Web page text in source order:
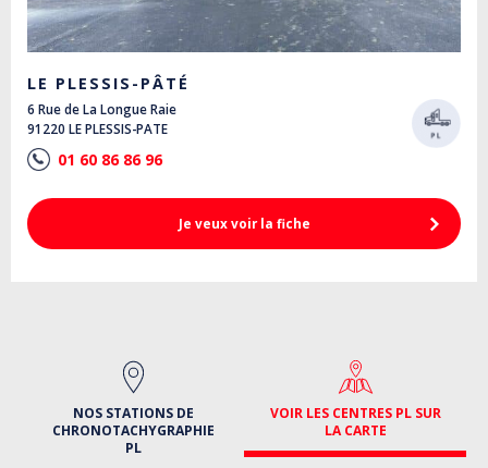
LE PLESSIS-PÂTÉ
6 Rue de La Longue Raie
91220 LE PLESSIS-PATE
01 60 86 86 96
Je veux voir la fiche
NOS STATIONS DE
CHRONOTACHYGRAPHIE
PL
VOIR LES CENTRES PL SUR
LA CARTE